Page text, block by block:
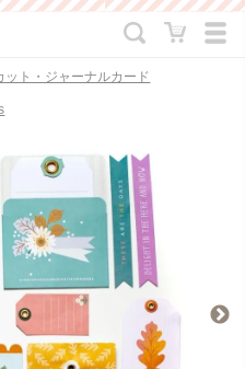
ット・ジャーナルカード